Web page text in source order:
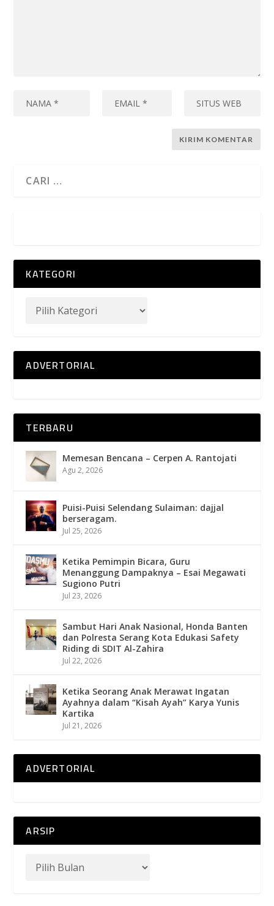
KATEGORI
ADVERTORIAL
TERBARU
Memesan Bencana – Cerpen A. Rantojati
Agu 2, 2026
Puisi-Puisi Selendang Sulaiman: dajjal
berseragam.
Jul 25, 2026
Ketika Pemimpin Bicara, Guru
Menanggung Dampaknya – Esai Megawati
Sugiono Putri
Jul 23, 2026
Sambut Hari Anak Nasional, Honda Banten
dan Polresta Serang Kota Edukasi Safety
Riding di SDIT Al-Zahira
Jul 22, 2026
Ketika Seorang Anak Merawat Ingatan
Ayahnya dalam “Kisah Ayah” Karya Yunis
Kartika
Jul 21, 2026
ADVERTORIAL
ARSIP